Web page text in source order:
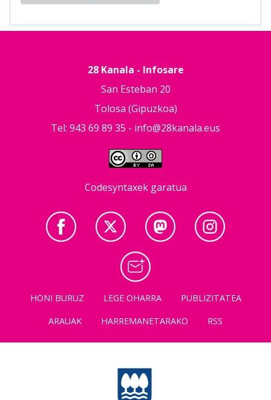
28 Kanala - Infosare
San Esteban 20
Tolosa (Gipuzkoa)
Tel: 943 69 89 35 - info@28kanala.eus
Codesyntaxek garatua
HONI BURUZ LEGE OHARRA
PUBLIZITATEA
ARAUAK
HARREMANETARAKO RSS